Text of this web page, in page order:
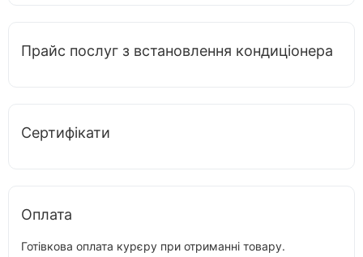
Прайс послуг з встановлення кондиціонера
Сертифікати
Оплата
Готівкова оплата курєру при отриманні товару.